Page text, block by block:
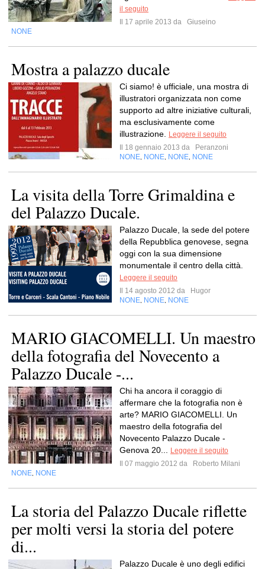
il seguito
Il 17 aprile 2013 da
Giuseino
NONE
Mostra a palazzo ducale
Ci siamo! è ufficiale, una mostra di
illustratori organizzata non come
supporto ad altre iniziative culturali,
ma esclusivamente come
illustrazione.
Leggere il seguito
Il 18 gennaio 2013 da
Peranzoni
NONE NONE NONE NONE
La visita della Torre Grimaldina e
del Palazzo Ducale.
Palazzo Ducale, la sede del potere
della Repubblica genovese, segna
oggi con la sua dimensione
monumentale il centro della città.
Leggere il seguito
Il 14 agosto 2012 da
Hugor
NONE NONE NONE
MARIO GIACOMELLI. Un maestro
della fotografia del Novecento a
Palazzo Ducale -...
Chi ha ancora il coraggio di
affermare che la fotografia non è
arte? MARIO GIACOMELLI. Un
maestro della fotografia del
Novecento Palazzo Ducale -
Genova 20...
Leggere il seguito
Il 07 maggio 2012 da
Roberto Milani
NONE NONE
La storia del Palazzo Ducale riflette
per molti versi la storia del potere
di...
Palazzo Ducale è uno degli edifici